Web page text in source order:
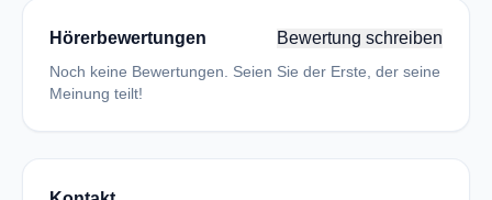
Hörerbewertungen Bewertung schreiben
Noch keine Bewertungen. Seien Sie der Erste, der seine
Meinung teilt!